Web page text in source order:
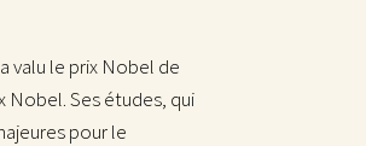
valu le prix Nobel de
Nobel. Ses études, qui
pour le